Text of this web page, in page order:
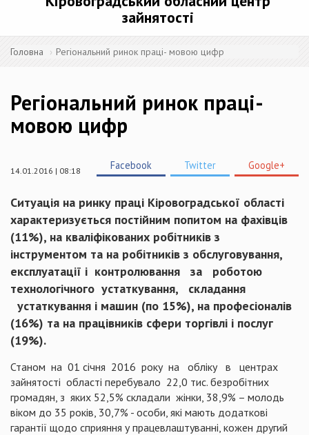
зайнятості
Головна Регіональний ринок праці- мовою цифр
Регіональний ринок праці-
мовою цифр
14.01.2016 | 08:18 Facebook Twitter Google+
Ситуація на ринку праці Кіровоградської області
характеризується постійним попитом на фахівців
(11%), на кваліфікованих робітників з
інструментом та на робітників з обслуговування,
експлуатації і контролювання за
роботою
технологічного устаткування,
складання
устаткування і машин (по 15%), на професіоналів
(16%) та на працівників сфери торгівлі і послуг
(19%).
Станом на 01 січня 2016 року на обліку в
центрах
зайнятості області перебувало 22,0 тис. безробітних
громадян, з яких 52,5% складали жінки, 38,9% – молодь
віком до 35 років, 30,7% - особи, які мають додаткові
гарантії щодо сприяння у працевлаштуванні, кожен другий